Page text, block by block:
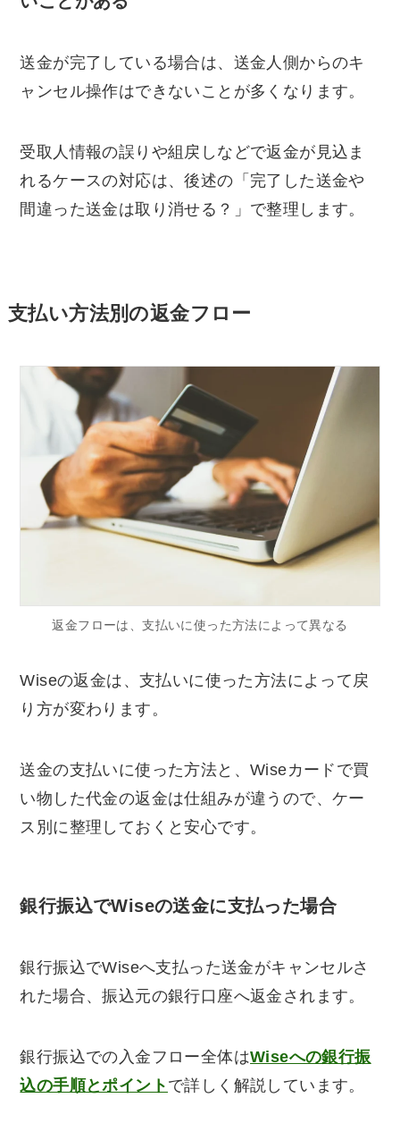
送金が完了している場合は、送金人側からのキ
ャンセル操作はできないことが多くなります。
受取人情報の誤りや組戻しなどで返金が見込ま
れるケースの対応は、後述の「完了した送金や
間違った送金は取り消せる？」で整理します。
支払い方法別の返金フロー
返金フローは、支払いに使った方法によって異なる
Wiseの返金は、支払いに使った方法によって戻
り方が変わります。
送金の支払いに使った方法と、Wiseカードで買
い物した代金の返金は仕組みが違うので、ケー
ス別に整理しておくと安心です。
銀行振込でWiseの送金に支払った場合
銀行振込でWiseへ支払った送金がキャンセルさ
れた場合、振込元の銀行口座へ返金されます。
銀行振込での入金フロー全体はWiseへの銀行振
込の手順とポイント で詳しく解説しています。